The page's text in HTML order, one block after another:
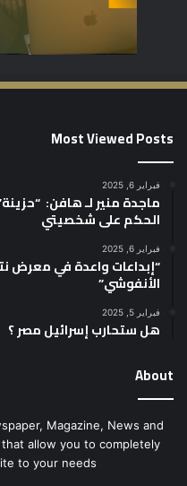
Most Viewed Posts
فبراير 6, 2025
ماجدة منير لـ هافن:
الحكم على شخصيتي
فبراير 6, 2025
“إبداعات واعدة في معرض
الأنفوشي”
فبراير 5, 2025
هل ستحارب إسرائيل مصر ؟
About
Magazine, News and
allow you to completely
to your needs.